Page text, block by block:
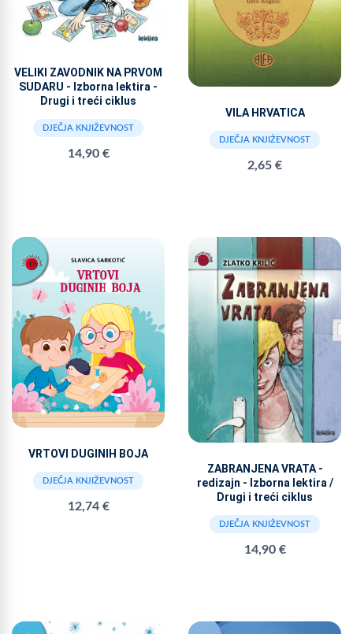
VELIKI ZAVODNIK NA PRVOM
SUDARU - Izborna lektira -
Drugi i treći ciklus
DJEČJA KNJIŽEVNOST
14,90 €
VILA HRVATICA
DJEČJA KNJIŽEVNOST
2,65 €
VRTOVI DUGINIH BOJA
DJEČJA KNJIŽEVNOST
12,74 €
ZABRANJENA VRATA -
redizajn - Izborna lektira /
Drugi i treći ciklus
DJEČJA KNJIŽEVNOST
14,90 €